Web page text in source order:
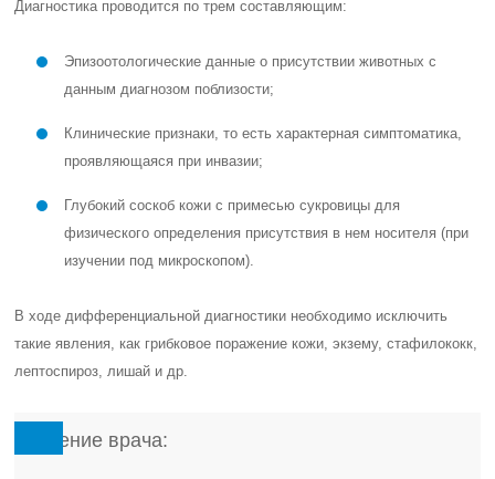
Диагностика проводится по трем составляющим:
Эпизоотологические данные о присутствии животных с
данным диагнозом поблизости;
Клинические признаки, то есть характерная симптоматика,
проявляющаяся при инвазии;
Глубокий соскоб кожи с примесью сукровицы для
физического определения присутствия в нем носителя (при
изучении под микроскопом).
В ходе дифференциальной диагностики необходимо исключить
такие явления, как грибковое поражение кожи, экзему, стафилококк,
лептоспироз, лишай и др.
Мнение врача: